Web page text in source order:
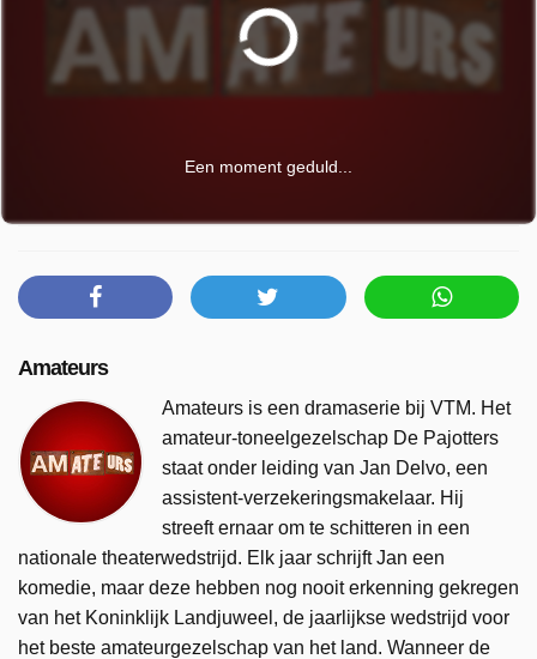
Een moment geduld...
Amateurs
Amateurs is een dramaserie bij VTM. Het
amateur-toneelgezelschap De Pajotters
staat onder leiding van Jan Delvo, een
assistent-verzekeringsmakelaar. Hij
streeft ernaar om te schitteren in een
nationale theaterwedstrijd. Elk jaar schrijft Jan een
komedie, maar deze hebben nog nooit erkenning gekregen
van het Koninklijk Landjuweel, de jaarlijkse wedstrijd voor
het beste amateurgezelschap van het land. Wanneer de